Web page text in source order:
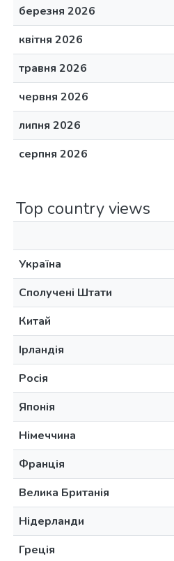
березня 2026
квітня 2026
травня 2026
червня 2026
липня 2026
серпня 2026
Top country views
Україна
Сполучені Штати
Китай
Ірландія
Росія
Японія
Німеччина
Франція
Велика Британія
Нідерланди
Греція